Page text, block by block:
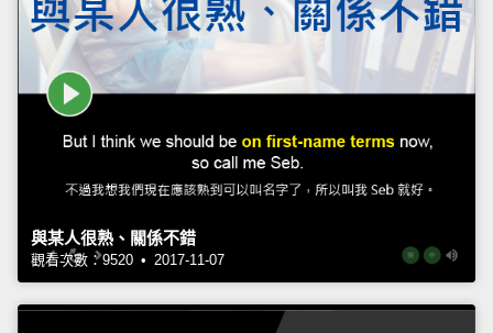
與某人很熟、關係不錯
觀看次數：9520 • 2017-11-07